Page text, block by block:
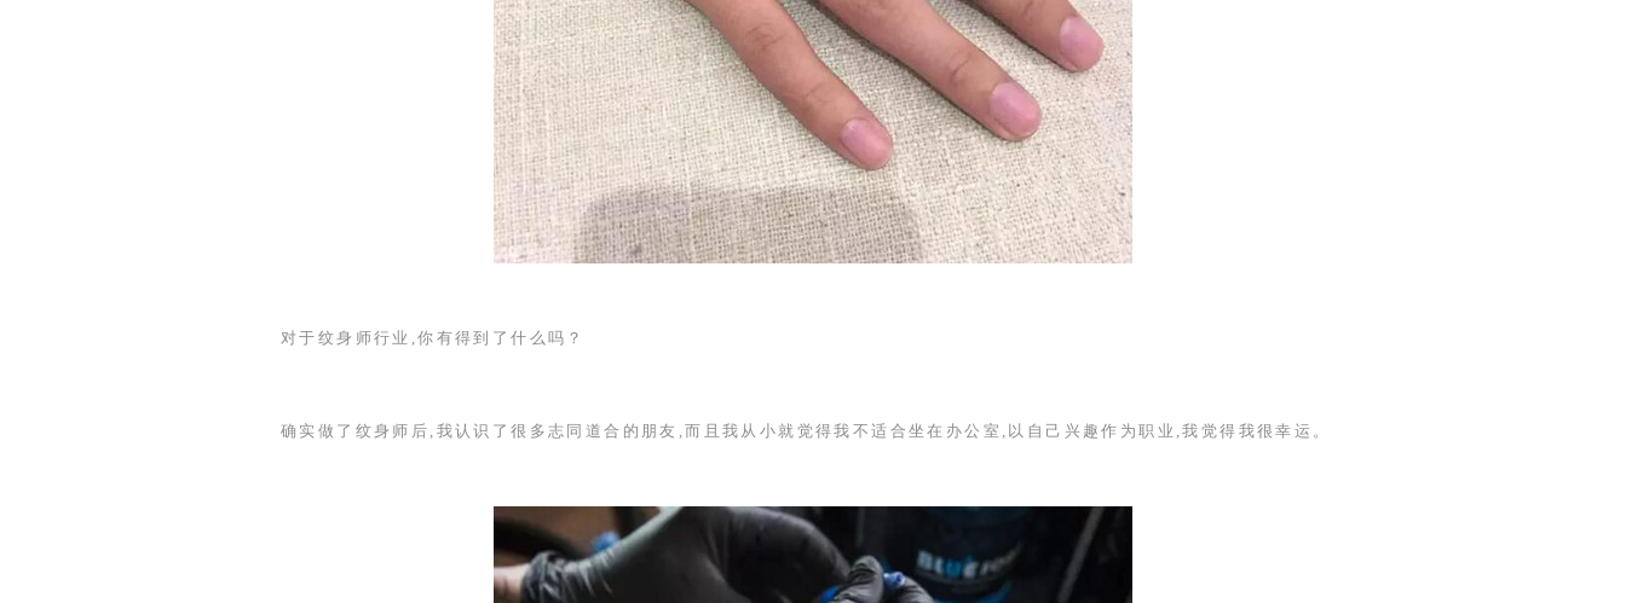
对于纹身师行业,你有得到了什么吗？
确实做了纹身师后,我认识了很多志同道合的朋友,而且我从小就觉得我不适合坐在办公室,以自己兴趣作为职业,我觉得我很幸运。